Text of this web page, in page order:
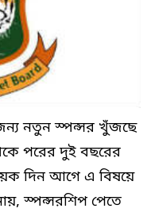
নতুন স্পন্সর খুঁজছে
পরের দুই বছরের
দিন আগে এ বিষয়ে
স্পন্সরশিপ পেতে